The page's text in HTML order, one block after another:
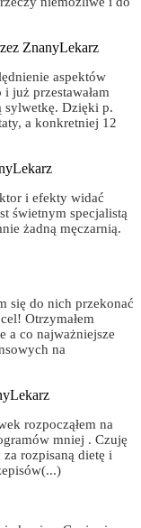
ZnanyLekarz
aspektów
już przestawałam
sylwetkę. Dzięki p.
a konkretniej 12
i efekty widać
świetnym specjalistą
żadną męczarnią.
się do nich przekonać
Otrzymałem
a co najważniejsze
na
rozpocząłem na
mniej . Czuję
rozpisaną dietę i